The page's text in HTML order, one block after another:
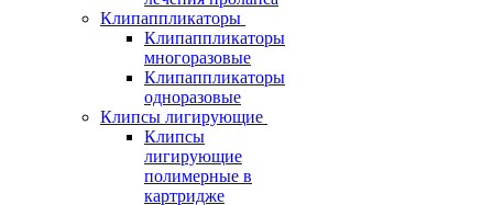
Клипаппликаторы
Клипаппликаторы
многоразовые
Клипаппликаторы
одноразовые
Клипсы лигирующие
Клипсы
лигирующие
полимерные в
картридже